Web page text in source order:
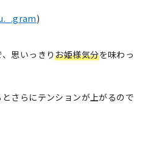
)
思いっきりお姫様気分を味わっ
さらにテンションが上がるので